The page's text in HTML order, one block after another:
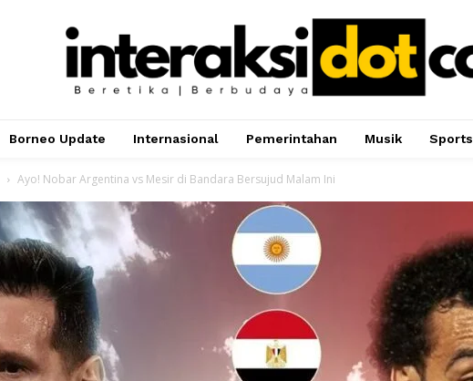
Borneo Update Internasional Pemerintahan Musik Sports
Ayo! Nobar Argentina vs Mesir di Bandara Bersujud Malam Ini